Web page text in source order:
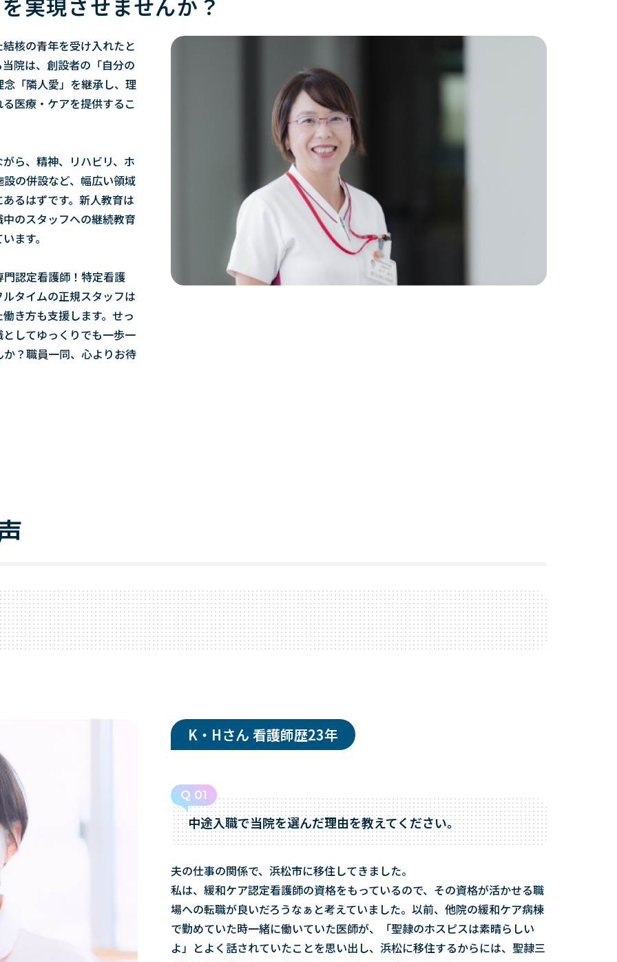
実現させませんか？
核の青年を受け入れたと
院は、創設者の「自分の
「隣人愛」を継承し、理
医療・ケアを提供するこ
ら、精神、リハビリ、ホ
の併設など、幅広い領域
るはずです。新人教育は
のスタッフへの継続教育
ます。
認定看護師！特定看護
タイムの正規スタッフは
き方も支援します。せっ
してゆっくりでも一歩一
？職員一同、心よりお待
K・Hさん 看護師歴23年
Q 01
中途入職で当院を選んだ理由を教えてください。
夫の仕事の関係で、浜松市に移住してきました。
私は、緩和ケア認定看護師の資格をもっているので、その資格が活かせる職
場への転職が良いだろうなぁと考えていました。以前、他院の緩和ケア病棟
で勤めていた時一緒に働いていた医師が、「聖隷のホスピスは素晴らしい
よ」とよく話されていたことを思い出し、浜松に移住するからには、聖隷三